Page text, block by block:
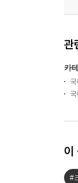
관
카
이
#